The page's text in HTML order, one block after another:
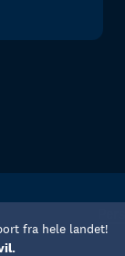
fra hele landet!